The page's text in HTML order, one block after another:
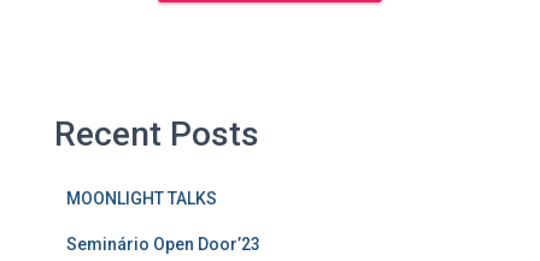
Recent Posts
MOONLIGHT TALKS
Seminário Open Door’23